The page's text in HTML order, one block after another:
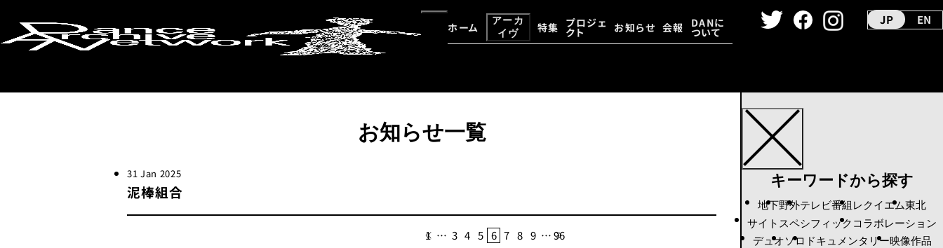
JP EN
ホーム
アーカ
イヴ
特集 プロジェ
クト お知らせ 会報 DANに
ついて
お知らせ一覧
31 Jan 2025
泥棒組合
1 … 3 4 5 6 7 8 9 …96
キーワードから探す
地下野外テレビ番組 レクイエム東北
サイトスペシフィック コラボレーション
デュオソロ ドキュメンタリー映像作品